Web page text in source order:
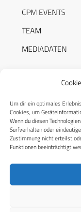
Um dir ein optimales
Cookies, um
Wenn du diesen
Surfverhalten oder
Zustimmung nicht erteilst
Funktionen beeinträchtigt
CPM EVENTS
TEAM
MEDIADATEN
RECHTLICHES
Cookie-Richtlinie